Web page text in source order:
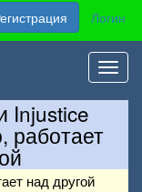
Логин
Injustice
работает
над другой